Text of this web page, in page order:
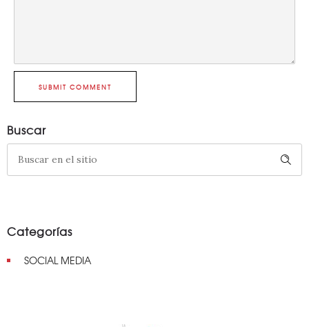
SUBMIT COMMENT
Buscar
Categorías
SOCIAL MEDIA